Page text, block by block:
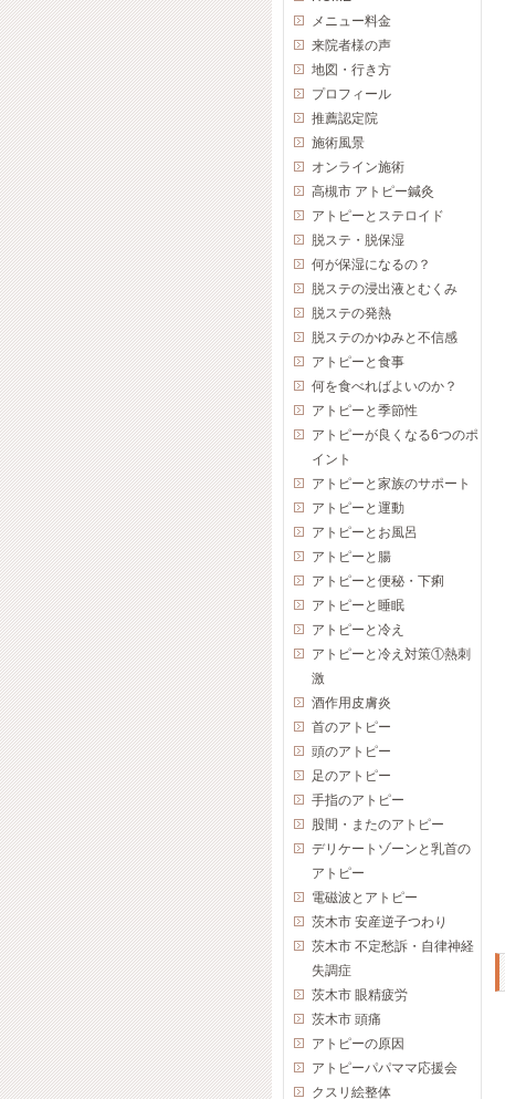
メニュー料金
来院者様の声
地図・行き方
プロフィール
推薦認定院
施術風景
オンライン施術
高槻市 アトピー鍼灸
アトピーとステロイド
脱ステ・脱保湿
何が保湿になるの？
脱ステの浸出液とむくみ
脱ステの発熱
脱ステのかゆみと不信感
アトピーと食事
何を食べればよいのか？
アトピーと季節性
アトピーが良くなる6つのポ
イント
アトピーと家族のサポート
アトピーと運動
アトピーとお風呂
アトピーと腸
アトピーと便秘・下痢
アトピーと睡眠
アトピーと冷え
アトピーと冷え対策①熱刺
激
酒作用皮膚炎
首のアトピー
頭のアトピー
足のアトピー
手指のアトピー
股間・またのアトピー
デリケートゾーンと乳首の
アトピー
電磁波とアトピー
茨木市 安産逆子つわり
茨木市 不定愁訴・自律神経
失調症
茨木市 眼精疲労
茨木市 頭痛
アトピーの原因
アトピーパパママ応援会
クスリ絵整体